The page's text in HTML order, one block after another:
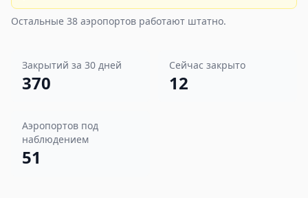
Остальные 38 аэропортов работают штатно.
Закрытий за 30 дней
370
Сейчас закрыто
12
Аэропортов под
наблюдением
51